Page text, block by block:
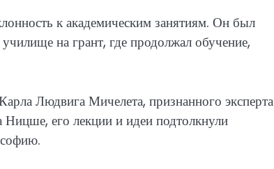
к академическим занятиям. Он был
на грант, где продолжал обучение,
Людвига Мичелета, признанного эксперта
его лекции и идеи подтолкнули